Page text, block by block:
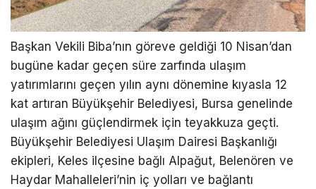
Başkan Vekili Biba’nın göreve geldiği 10 Nisan’dan
bugüne kadar geçen süre zarfında ulaşım
yatırımlarını geçen yılın aynı dönemine kıyasla 12
kat artıran Büyükşehir Belediyesi, Bursa genelinde
ulaşım ağını güçlendirmek için teyakkuza geçti.
Büyükşehir Belediyesi Ulaşım Dairesi Başkanlığı
ekipleri, Keles ilçesine bağlı Alpağut, Belenören ve
Haydar Mahalleleri’nin iç yolları ve bağlantı